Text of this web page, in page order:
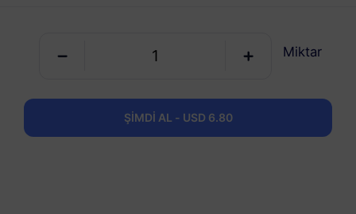
Miktar
ŞİMDİ AL - USD 6.80